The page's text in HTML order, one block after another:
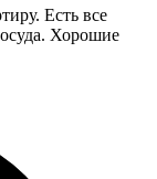
Есть все
Хорошие